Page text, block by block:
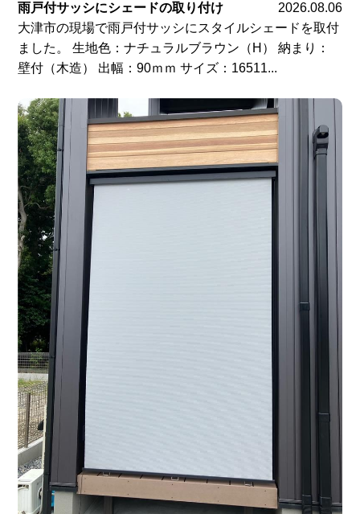
雨戸付サッシにシェードの取り付け
2026.08.06
大津市の現場で雨戸付サッシにスタイルシェードを取付
ました。 生地色：ナチュラルブラウン（H） 納まり：
壁付（木造） 出幅：90ｍｍ サイズ：16511...